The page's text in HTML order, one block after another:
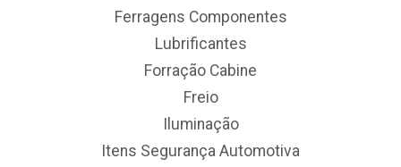
Ferragens Componentes
Lubrificantes
Forração Cabine
Freio
Iluminação
Itens Segurança Automotiva